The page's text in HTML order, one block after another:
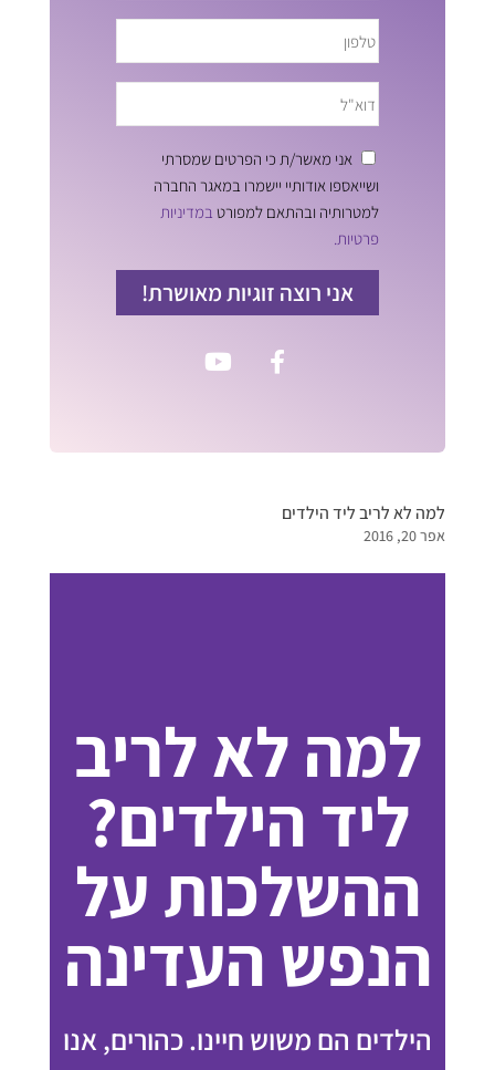
אני מאשר/ת כי הפרטים שמסרתי
ושייאספו אודותיי יישמרו במאגר החברה
למטרותיה ובהתאם למפורט במדיניות
פרטיות.
אני רוצה זוגיות מאושרת!
למה לא לריב ליד הילדים
אפר 20, 2016
למה לא לריב
ליד הילדים?
ההשלכות על
הנפש העדינה
הילדים הם משוש חיינו. כהורים, אנו